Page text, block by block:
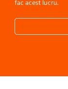
Politică
fac acest lucru.